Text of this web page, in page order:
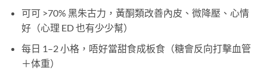
可可 >70% 黑朱古力，黃酮類改善內皮、微降壓、心情
好（心理 ED 也有少少幫）
每日 1–2 小格，唔好當甜食成板食（糖會反向打擊血管
＋体重）